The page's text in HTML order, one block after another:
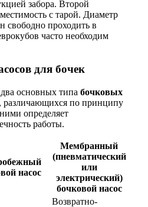
забора. Второй
с тарой. Диаметр
свободно проходить в
часто необходим
для бочек
основных типа бочковых
, различающихся по принципу
определяет
работы.
насос
Мембранный
(пневматический
или
электрический)
бочковой насос
Возвратно-